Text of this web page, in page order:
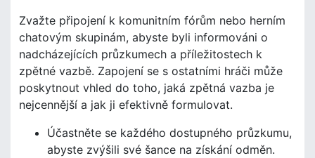
Zvažte připojení k komunitním fórům nebo herním
chatovým skupinám, abyste byli informováni o
nadcházejících průzkumech a příležitostech k
zpětné vazbě. Zapojení se s ostatními hráči může
poskytnout vhled do toho, jaká zpětná vazba je
nejcennější a jak ji efektivně formulovat.
Účastněte se každého dostupného průzkumu,
abyste zvýšili své šance na získání odměn.